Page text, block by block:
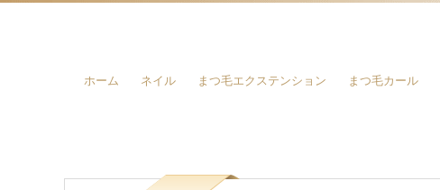
ホーム ネイル まつ毛エクステンション まつ毛カール